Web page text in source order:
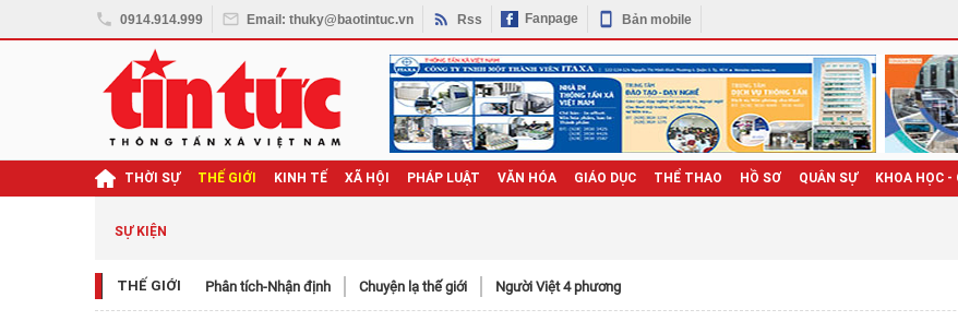
0914.914.999 Email: thuky@baotintuc.vn Rss Fanpage Bản mobile
THỜI SỰ THẾ GIỚI KINH TẾ XÃ HỘI PHÁP LUẬT VĂN HÓA GIÁO DỤC THỂ THAO HỒ SƠ QUÂN SỰ KHOA HỌC -
SỰ KIỆN
THẾ GIỚI Phân tích-Nhận định Chuyện lạ thế giới Người Việt 4 phương